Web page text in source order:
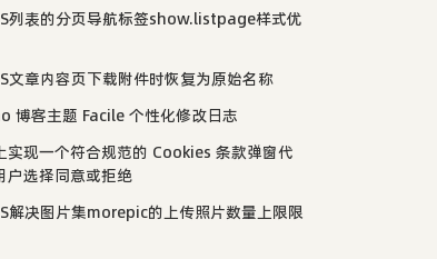
列表的分页导航标签show.listpage样式优
文章内容页下载附件时恢复为原始名称
博客主题 Facile 个性化修改日志
实现一个符合规范的 Cookies 条款弹窗代
户选择同意或拒绝
解决图片集morepic的上传照片数量上限限